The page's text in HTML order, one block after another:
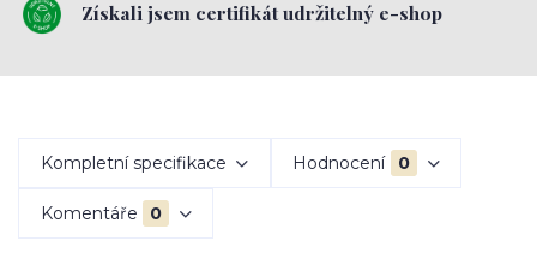
Získali jsem certifikát udržitelný e-shop
Kompletní specifikace Hodnocení 0
Komentáře 0